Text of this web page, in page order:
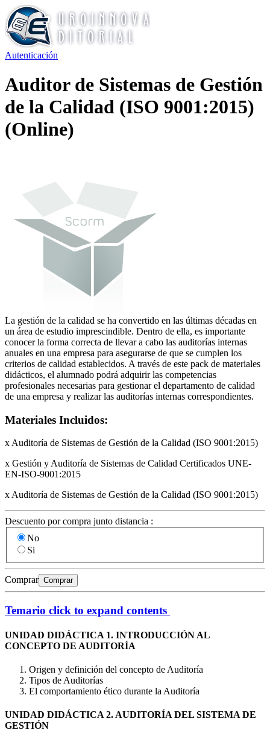
Autenticación
Auditor de Sistemas de Gestión
de la Calidad (ISO 9001:2015)
(Online)
La gestión de la calidad se ha convertido en las últimas décadas en
un área de estudio imprescindible. Dentro de ella, es importante
conocer la forma correcta de llevar a cabo las auditorías internas
anuales en una empresa para asegurarse de que se cumplen los
criterios de calidad establecidos. A través de este pack de materiales
didácticos, el alumnado podrá adquirir las competencias
profesionales necesarias para gestionar el departamento de calidad
de una empresa y realizar las auditorías internas correspondientes.
Materiales Incluidos:
x Auditoría de Sistemas de Gestión de la Calidad (ISO 9001:2015)
x Gestión y Auditoría de Sistemas de Calidad Certificados UNE-
EN-ISO-9001:2015
x Auditoría de Sistemas de Gestión de la Calidad (ISO 9001:2015)
Descuento por compra junto distancia :
No
Si
Comprar Comprar
Temario click to expand contents
UNIDAD DIDÁCTICA 1. INTRODUCCIÓN AL
CONCEPTO DE AUDITORÍA
Origen y definición del concepto de Auditoría
Tipos de Auditorías
El comportamiento ético durante la Auditoría
UNIDAD DIDÁCTICA 2. AUDITORÍA DEL SISTEMA DE
GESTIÓN